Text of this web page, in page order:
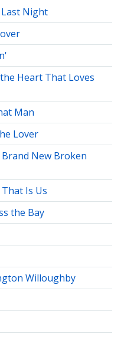
Night
Heart That Loves
Man
Lover
New Broken
Is Us
the Bay
Willoughby